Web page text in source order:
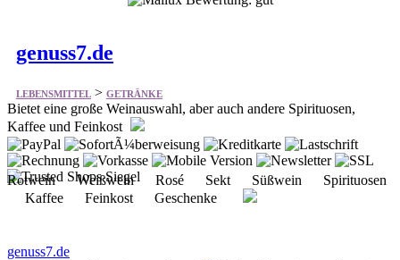
genuss7.de
LEBENSMITTEL > GETRÄNKE
Bietet eine große Weinauswahl, aber auch andere Spirituosen,
Kaffee und Feinkost
Rotwein Weißwein Rosé Sekt Süßwein Spirituosen
Kaffee Feinkost Geschenke
genuss7.de